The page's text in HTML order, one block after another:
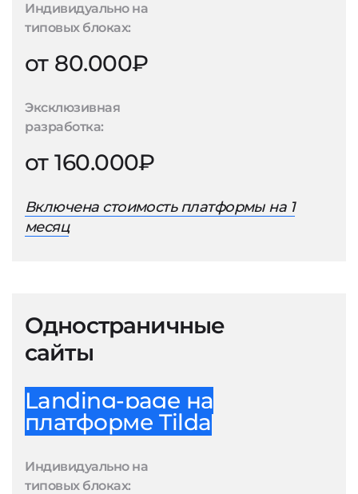
Индивидуально на
типовых блоках:
от 80.000₽
Эксклюзивная
разработка:
от 160.000₽
Включена стоимость платформы на 1
месяц
Одностраничные
сайты
Landing-page на
платформе Tilda
Индивидуально на
типовых блоках: